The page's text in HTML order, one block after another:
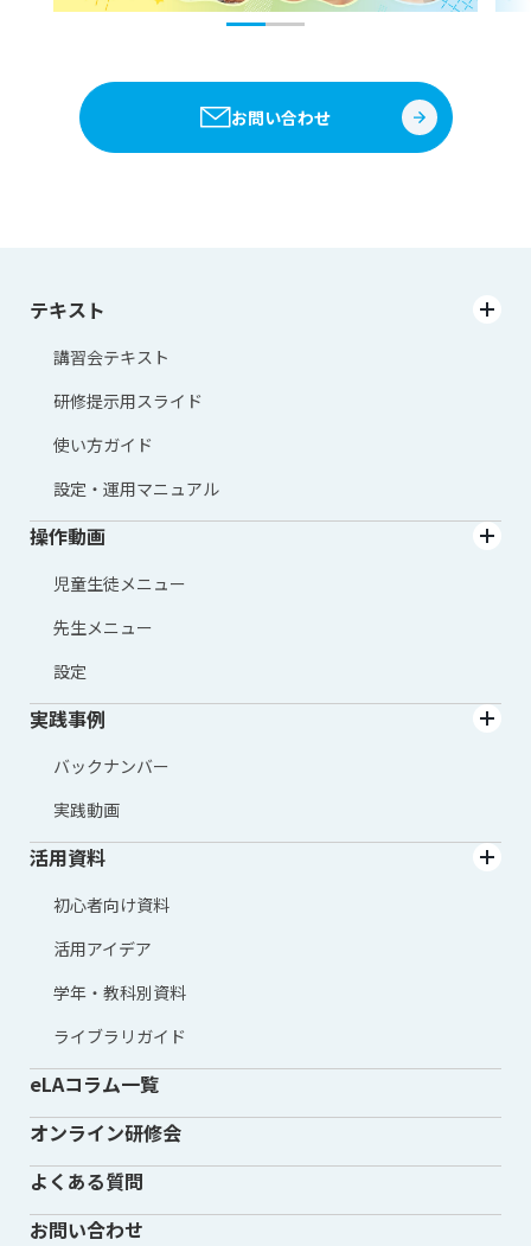
お問い合わせ
テキスト
講習会テキスト
研修提示用スライド
使い方ガイド
設定・運用マニュアル
操作動画
児童生徒メニュー
先生メニュー
設定
実践事例
バックナンバー
実践動画
活用資料
初心者向け資料
活用アイデア
学年・教科別資料
ライブラリガイド
eLAコラム一覧
オンライン研修会
よくある質問
お問い合わせ